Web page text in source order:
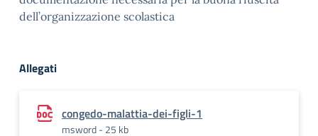
dell’organizzazione scolastica
Allegati
congedo-malattia-dei-figli-1
msword - 25 kb